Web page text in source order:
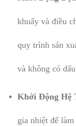
khuấy và điều
quy trình sản
và không có
Khởi Động Hệ
gia nhiệt để